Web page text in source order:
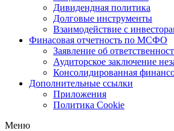
Дивидендная политика
Долговые инструменты
Взаимодействие с
Финасовая отчетность по МСФО
Заявление об
Аудиторское заключение
Консолидированная
Дополнительные ссылки
Приложения
Политика Cookie
Меню